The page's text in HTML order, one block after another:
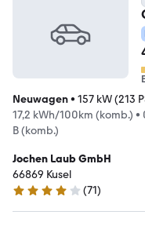
Neuwagen• 157 kW (213
17,2 kWh/100km (komb.) •
B (komb.)
Jochen Laub GmbH
66869 Kusel
4.2 Sterne
(71)